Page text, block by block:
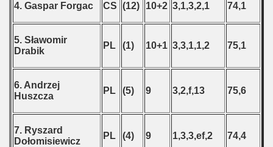
4. Gaspar Forgac CS (12) 10+2 3,1,3,2,1 74,1
5. Sławomir
Drabik
PL (1) 10+1 3,3,1,1,2 75,1
6. Andrzej
Huszcza
PL (5) 9 3,2,f,13 75,6
7. Ryszard
Dołomisiewicz
PL (4) 9 1,3,3,ef,2 74,4